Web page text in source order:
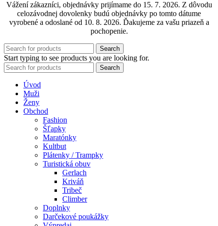
Vážení zákazníci, objednávky prijímame do 15. 7. 2026. Z dôvodu
celozávodnej dovolenky budú objednávky po tomto dátume
vyrobené a odoslané od 10. 8. 2026. Ďakujeme za vašu priazeň a
pochopenie.
Search
Start typing to see products you are looking for.
Search
Úvod
Muži
Ženy
Obchod
Fashion
Šľapky
Maratónky
Kultbut
Plátenky / Trampky
Turistická obuv
Gerlach
Kriváň
Tribeč
Climber
Doplnky
Darčekové poukážky